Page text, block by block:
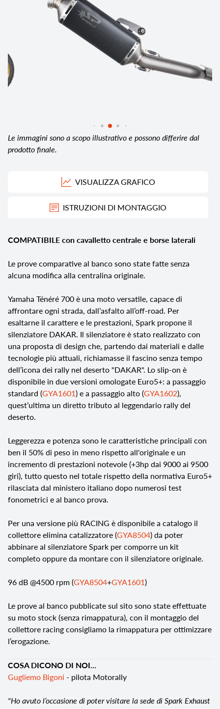
Le immagini sono a scopo illustrativo e possono differire dal
prodotto finale.
VISUALIZZA GRAFICO
ISTRUZIONI DI MONTAGGIO
COMPATIBILE con cavalletto centrale e borse laterali
Le prove comparative al banco sono state fatte senza
alcuna modifica alla centralina originale.
Yamaha Ténéré 700 è una moto versatile, capace di
affrontare ogni strada, dall’asfalto all’off-road. Per
esaltarne il carattere e le prestazioni, Spark propone il
silenziatore DAKAR. Il silenziatore è stato realizzato con
una proposta di design che, partendo dai materiali e dalle
tecnologie più attuali, richiamasse il fascino senza tempo
dell’icona dei rally nel deserto "DAKAR". Lo slip-on è
disponibile in due versioni omologate Euro5+: a passaggio
standard (GYA1601) e a passaggio alto (GYA1602),
quest’ultima un diretto tributo al leggendario rally del
deserto.
Leggerezza e potenza sono le caratteristiche principali con
ben il 50% di peso in meno rispetto all'originale e un
incremento di prestazioni notevole (+3hp dai 9000 ai 9500
giri), tutto questo nel totale rispetto della normativa Euro5+
rilasciata dal ministero italiano dopo numerosi test
fonometrici e al banco prova.
Per una versione più RACING è disponibile a catalogo il
collettore elimina catalizzatore (GYA8504) da poter
abbinare al silenziatore Spark per comporre un kit
completo oppure da montare con il silenziatore originale.
96 dB @4500 rpm (GYA8504+GYA1601)
Le prove al banco pubblicate sul sito sono state effettuate
su moto stock (senza rimappatura), con il montaggio del
collettore racing consigliamo la rimappatura per ottimizzare
l’erogazione.
COSA DICONO DI NOI...
Gugliemo Bigoni - pilota Motorally
"Ho avuto l’occasione di poter visitare la sede di Spark Exhaust